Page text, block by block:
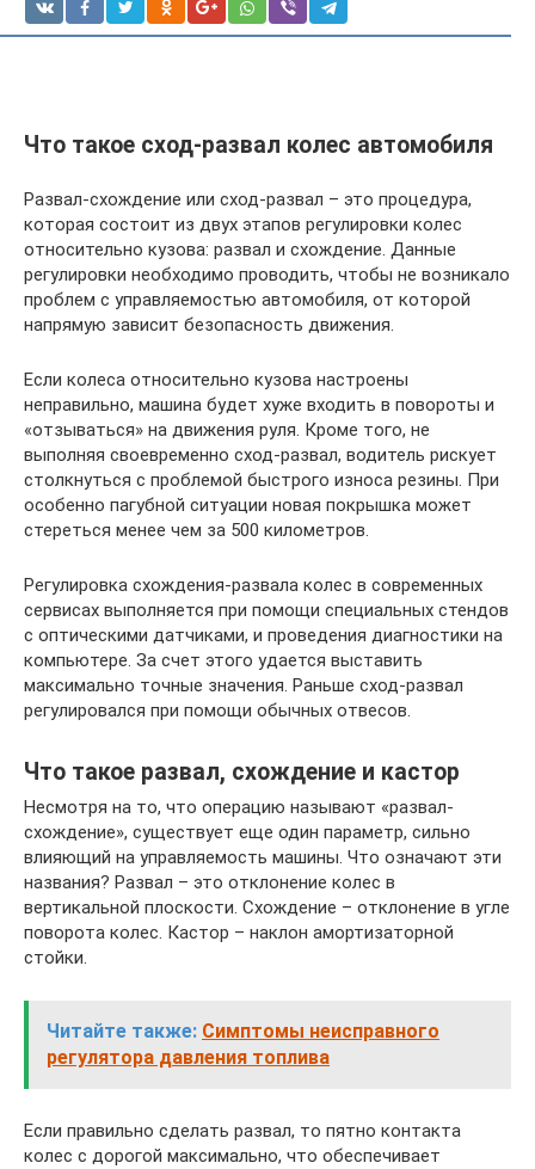
Что такое сход-развал колес автомобиля
Развал-схождение или сход-развал – это процедура,
которая состоит из двух этапов регулировки колес
относительно кузова: развал и схождение. Данные
регулировки необходимо проводить, чтобы не возникало
проблем с управляемостью автомобиля, от которой
напрямую зависит безопасность движения.
Если колеса относительно кузова настроены
неправильно, машина будет хуже входить в повороты и
«отзываться» на движения руля. Кроме того, не
выполняя своевременно сход-развал, водитель рискует
столкнуться с проблемой быстрого износа резины. При
особенно пагубной ситуации новая покрышка может
стереться менее чем за 500 километров.
Регулировка схождения-развала колес в современных
сервисах выполняется при помощи специальных стендов
с оптическими датчиками, и проведения диагностики на
компьютере. За счет этого удается выставить
максимально точные значения. Раньше сход-развал
регулировался при помощи обычных отвесов.
Что такое развал, схождение и кастор
Несмотря на то, что операцию называют «развал-
схождение», существует еще один параметр, сильно
влияющий на управляемость машины. Что означают эти
названия? Развал – это отклонение колес в
вертикальной плоскости. Схождение – отклонение в угле
поворота колес. Кастор – наклон амортизаторной
стойки.
Читайте также: Симптомы неисправного
регулятора давления топлива
Если правильно сделать развал, то пятно контакта
колес с дорогой максимально, что обеспечивает